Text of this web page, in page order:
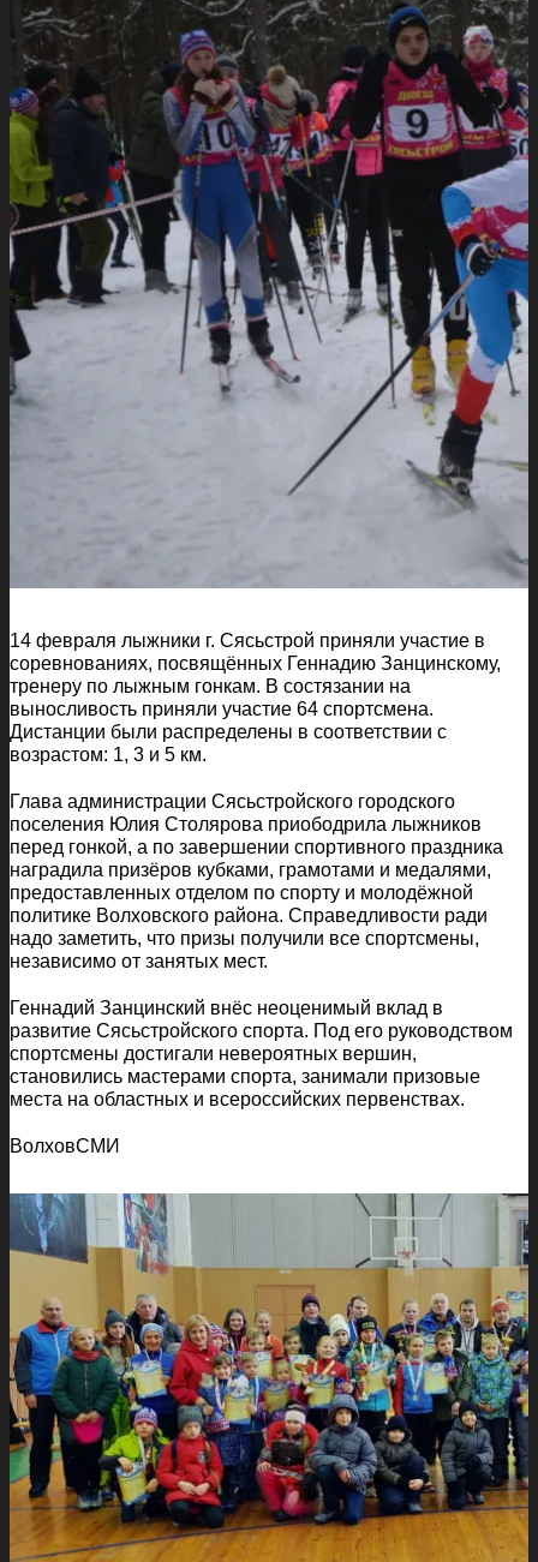
14 февраля лыжники г. Сясьстрой приняли участие в
соревнованиях, посвящённых Геннадию Занцинскому,
тренеру по лыжным гонкам. В состязании на
выносливость приняли участие 64 спортсмена.
Дистанции были распределены в соответствии с
возрастом: 1, 3 и 5 км.
Глава администрации Сясьстройского городского
поселения Юлия Столярова приободрила лыжников
перед гонкой, а по завершении спортивного праздника
наградила призёров кубками, грамотами и медалями,
предоставленных отделом по спорту и молодёжной
политике Волховского района. Справедливости ради
надо заметить, что призы получили все спортсмены,
независимо от занятых мест.
Геннадий Занцинский внёс неоценимый вклад в
развитие Сясьстройского спорта. Под его руководством
спортсмены достигали невероятных вершин,
становились мастерами спорта, занимали призовые
места на областных и всероссийских первенствах.
ВолховСМИ